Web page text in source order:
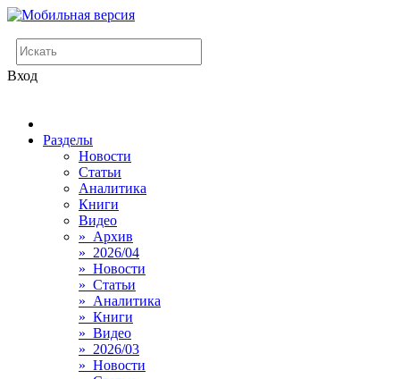
Вход
Разделы
Новости
Статьи
Аналитика
Книги
Видео
» Архив
» 2026/04
» Новости
» Статьи
» Аналитика
» Книги
» Видео
» 2026/03
» Новости